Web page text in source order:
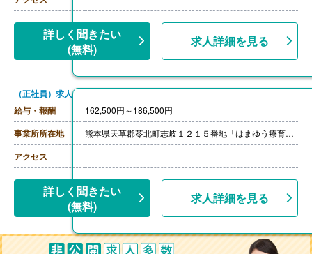
詳しく聞きたい
(無料)
求人詳細を見る
（正社員）求人
給与・報酬
162,500円～186,500円
事業所所在地 熊本県天草郡苓北町志岐１２１５番地「はまゆう療育園」
アクセス
詳しく聞きたい
(無料)
求人詳細を見る